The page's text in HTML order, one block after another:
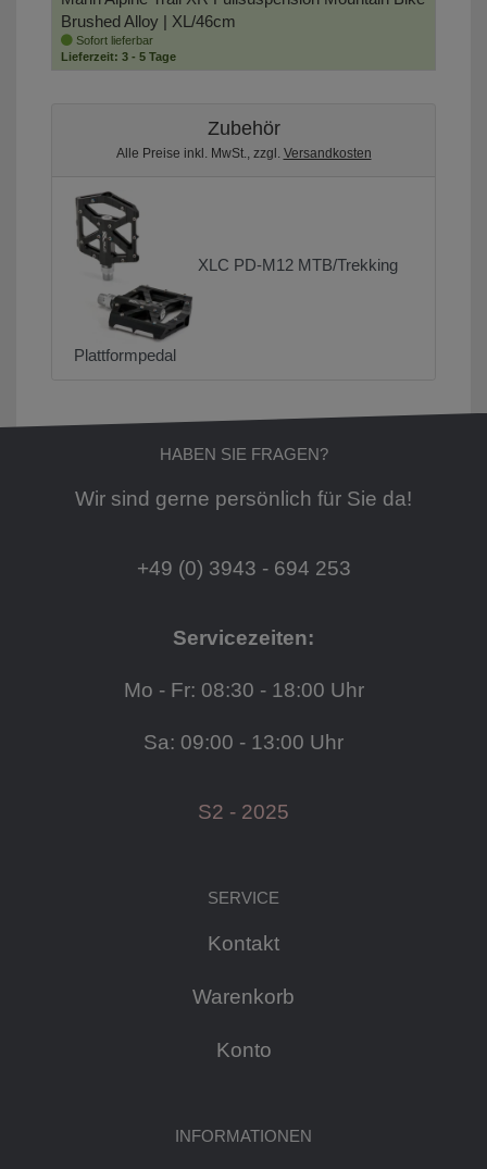
Brushed Alloy | XL/46cm
Sofort lieferbar
Lieferzeit: 3 - 5 Tage
Zubehör
Alle Preise inkl. MwSt., zzgl. Versandkosten
XLC PD-M12 MTB/Trekking
Plattformpedal
HABEN SIE FRAGEN?
Wir sind gerne persönlich für Sie da!
+49 (0) 3943 - 694 253
Servicezeiten:
Mo - Fr: 08:30 - 18:00 Uhr
Sa: 09:00 - 13:00 Uhr
S2 - 2025
SERVICE
Kontakt
Warenkorb
Konto
INFORMATIONEN